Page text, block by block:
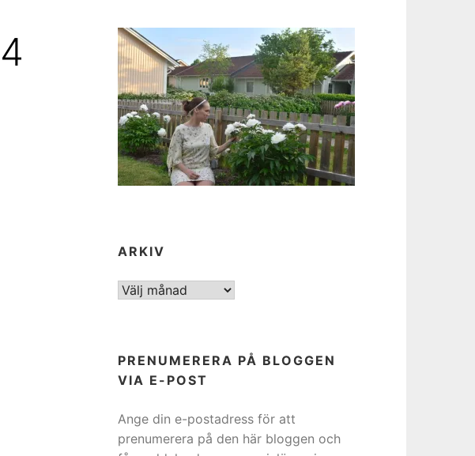
ARKIV
ARKIV
PRENUMERERA PÅ BLOGGEN
VIA E-POST
Ange din e-postadress för att
prenumerera på den här bloggen och